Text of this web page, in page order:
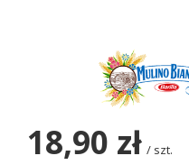
18,90 zł / szt.